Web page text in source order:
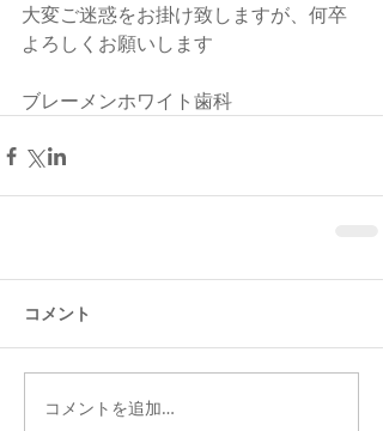
大変ご迷惑をお掛け致しますが、何卒
よろしくお願いします
ブレーメンホワイト歯科
コメント
コメントを追加…